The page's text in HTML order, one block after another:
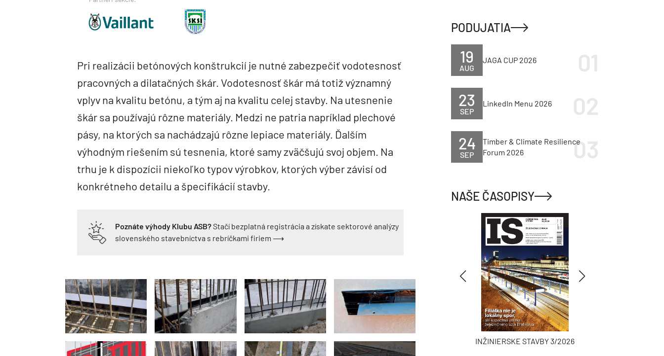
Pri realizácii betónových konštrukcií je nutné zabezpečiť vodotesnosť
pracovných a dilatačných škár. Vodotesnosť škár má totiž významný
vplyv na kvalitu betónu, a tým aj na kvalitu celej stavby. Na utesnenie
škár sa používajú rôzne materiály. Medzi ne patria napríklad plechové
pásy, na ktorých sa nachádzajú rôzne lepiace materiály. Ďalším
výhodným riešením sú tesnenia, ktoré samy zväčšujú svoj objem. Na
trhu je k dispozícii niekoľko typov výrobkov, ktorých výber závisí od
konkrétneho detailu a špecifikácií stavby.
Poznáte výhody Klubu ASB?Stačí bezplatná registrácia a získate sektorové analýzy
slovenského stavebníctva s rebríčkami firiem ⟶
PODUJATIA
AUG
19 JAGA CUP 2026
SEP
23 LinkedIn Menu 2026
SEP
24
Timber & Climate Resilience
Forum 2026
NAŠE ČASOPISY
TZB HAUSTECHNIK 3/2026 INŽINIERSKE STAVBY 3/2026